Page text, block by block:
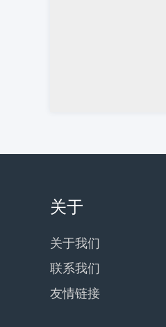
关于
关于我们
联系我们
友情链接